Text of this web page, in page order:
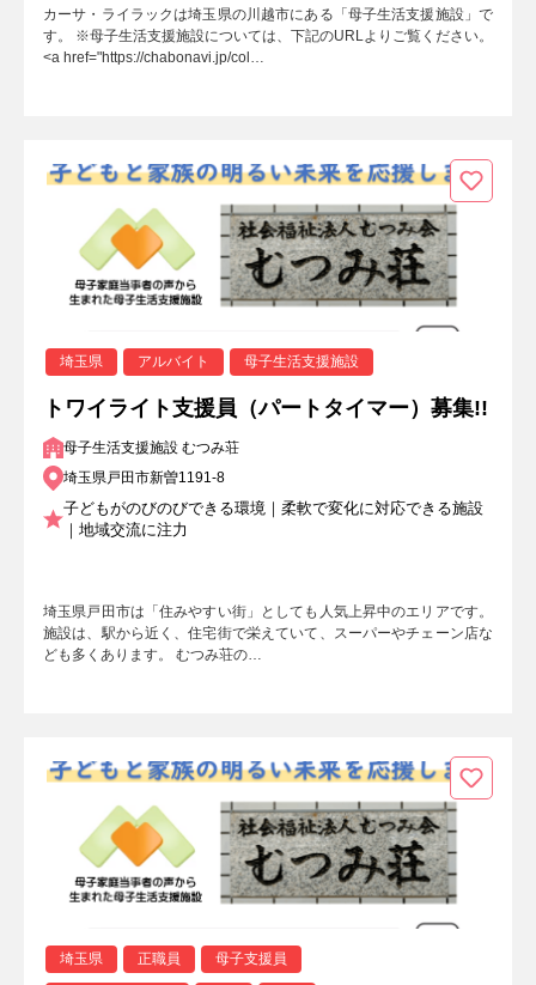
カーサ・ライラックは埼玉県の川越市にある「母子生活支援施設」で
す。 ※母子生活支援施設については、下記のURLよりご覧ください。
<a href="https://chabonavi.jp/col…
埼玉県 アルバイト 母子生活支援施設
トワイライト支援員（パートタイマー）募集!!
母子生活支援施設 むつみ荘
埼玉県戸田市新曽1191-8
子どもがのびのびできる環境｜柔軟で変化に対応できる施設
｜地域交流に注力
埼玉県戸田市は「住みやすい街」としても人気上昇中のエリアです。
施設は、駅から近く、住宅街で栄えていて、スーパーやチェーン店な
ども多くあります。 むつみ荘の…
埼玉県 正職員 母子支援員